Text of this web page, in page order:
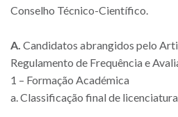
Conselho Técnico-Científico.
A. Candidatos abrangidos pelo
Regulamento de Frequência e
1 – Formação Académica
a. Classificação final de